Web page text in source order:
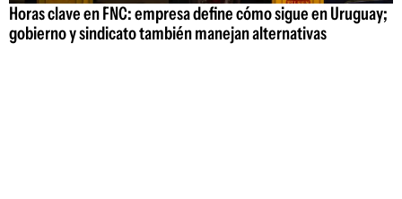
Horas clave en FNC: empresa define cómo sigue en Uruguay;
gobierno y sindicato también manejan alternativas